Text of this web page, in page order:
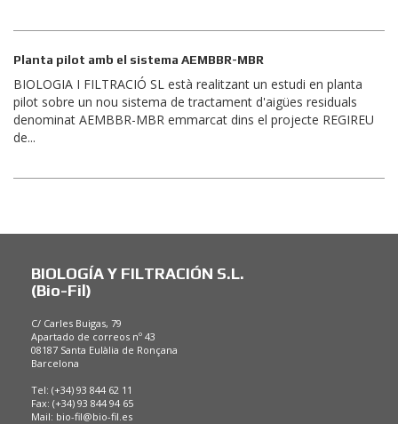
Planta pilot amb el sistema AEMBBR-MBR
BIOLOGIA I FILTRACIÓ SL està realitzant un estudi en planta
pilot sobre un nou sistema de tractament d'aigües residuals
denominat AEMBBR-MBR emmarcat dins el projecte REGIREU
de...
BIOLOGÍA Y FILTRACIÓN S.L.
(Bio-Fil)
C/ Carles Buigas, 79
Apartado de correos nº 43
08187 Santa Eulàlia de Ronçana
Barcelona
Tel: (+34) 93 844 62 11
Fax: (+34) 93 844 94 65
Mail: bio-fil@bio-fil.es